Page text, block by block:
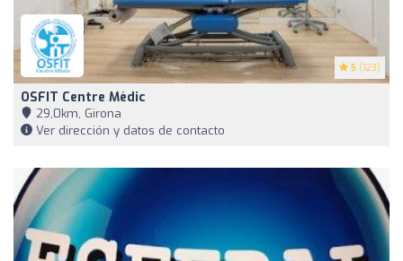
5 (123)
OSFIT Centre Mèdic
29,0km, Girona
Ver dirección y datos de contacto